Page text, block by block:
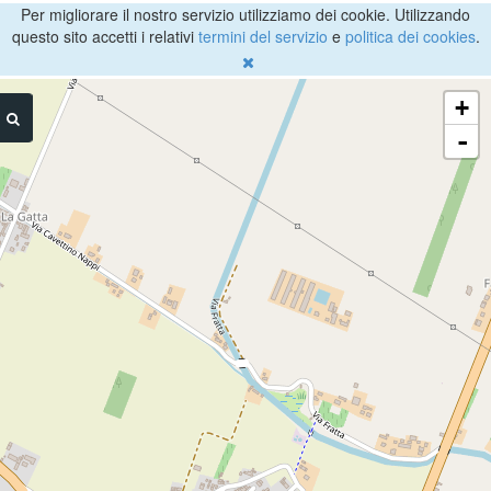
Per migliorare il nostro servizio utilizziamo dei cookie. Utilizzando
questo sito accetti i relativi termini del servizio e politica dei cookies.
+
-